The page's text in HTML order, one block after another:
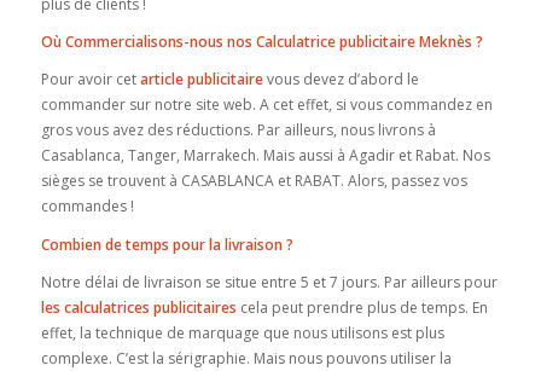
plus de clients !
Où Commercialisons-nous nos Calculatrice publicitaire Meknès ?
Pour avoir cetarticle publicitairevous devez d’abord le
commander sur notre site web. A cet effet, si vous commandez en
gros vous avez des réductions. Par ailleurs, nous livrons à
Casablanca, Tanger, Marrakech. Mais aussi à Agadir et Rabat. Nos
sièges se trouvent à CASABLANCA et RABAT. Alors, passez vos
commandes !
Combien de temps pour la livraison ?
Notre délai de livraison se situe entre 5 et 7 jours. Par ailleurs pour
les calculatrices publicitaires cela peut prendre plus de temps. En
effet, la technique de marquage que nous utilisons est plus
complexe. C’est la sérigraphie. Mais nous pouvons utiliser la